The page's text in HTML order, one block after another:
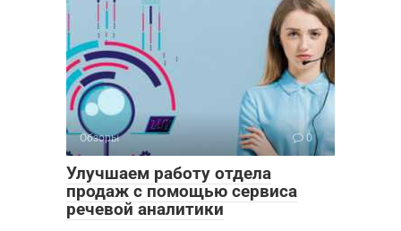
Обзоры 0
Улучшаем работу отдела
продаж с помощью сервиса
речевой аналитики